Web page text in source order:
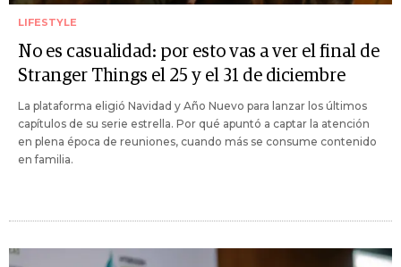
LIFESTYLE
No es casualidad: por esto vas a ver el final de
Stranger Things el 25 y el 31 de diciembre
La plataforma eligió Navidad y Año Nuevo para lanzar los últimos
capítulos de su serie estrella. Por qué apuntó a captar la atención
en plena época de reuniones, cuando más se consume contenido
en familia.